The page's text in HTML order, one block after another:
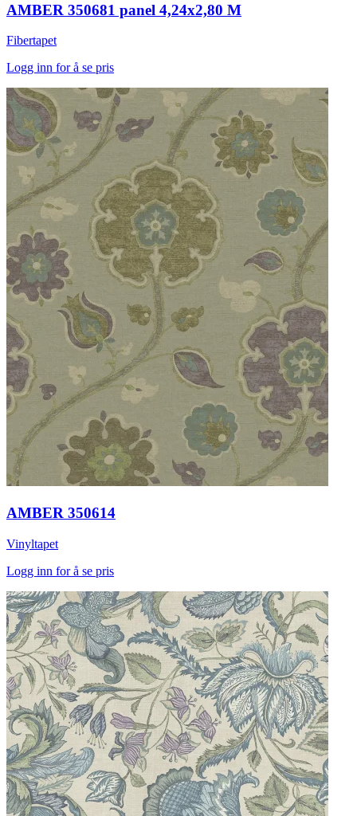
AMBER 350681 panel 4,24x2,80 M
Fibertapet
Logg inn for å se pris
AMBER 350614
Vinyltapet
Logg inn for å se pris